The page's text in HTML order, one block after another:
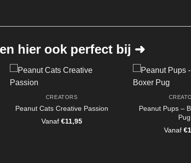
hier ook perfect bij ➜
CREATORS
Peanut Cats Creative Passion
Vanaf €11,95
Peanut Pups –
Pug
Vanaf €